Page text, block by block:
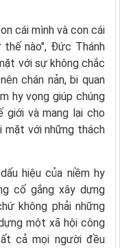
cái mình và con cái
nào", Đức Thánh
với sự không chắc
chán nản, bi quan
hy vọng giúp chúng
và mang lại cho
với những thách
hiệu của niềm hy
cố gắng xây dựng
không phải những
một xã hội công
cả mọi người đều